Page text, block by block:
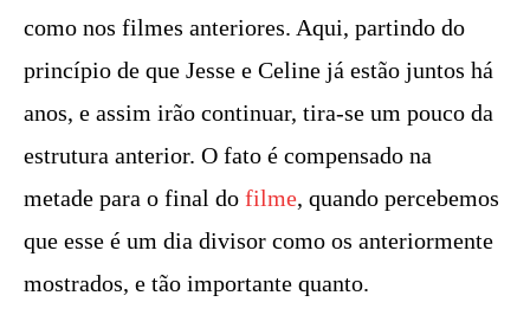
como nos filmes anteriores. Aqui, partindo do
princípio de que Jesse e Celine já estão juntos há
anos, e assim irão continuar, tira-se um pouco da
estrutura anterior. O fato é compensado na
metade para o final do filme, quando percebemos
que esse é um dia divisor como os anteriormente
mostrados, e tão importante quanto.